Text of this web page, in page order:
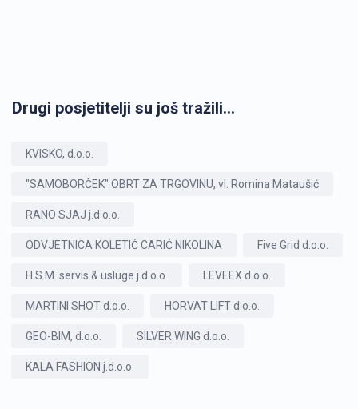
Drugi posjetitelji su još tražili...
KVISKO, d.o.o.
"SAMOBORČEK" OBRT ZA TRGOVINU, vl. Romina Mataušić
RANO SJAJ j.d.o.o.
ODVJETNICA KOLETIĆ CARIĆ NIKOLINA Five Grid d.o.o.
H.S.M. servis & usluge j.d.o.o. LEVEEX d.o.o.
MARTINI SHOT d.o.o. HORVAT LIFT d.o.o.
GEO-BIM, d.o.o. SILVER WING d.o.o.
KALA FASHION j.d.o.o.